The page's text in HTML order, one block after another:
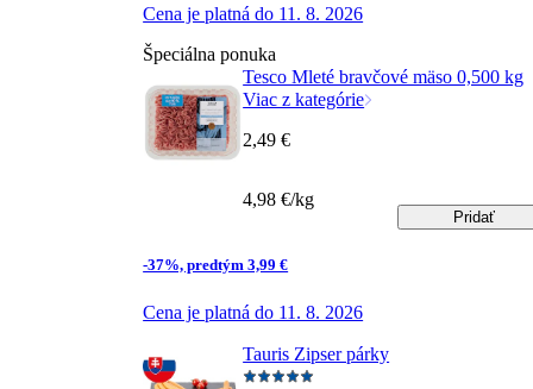
Cena je platná do 11. 8. 2026
Špeciálna ponuka
Tesco Mleté bravčové mäso 0,500 kg
Viac z kategórie
-37%, predtým 3,99 €
Cena je platná do 11. 8. 2026
2,49 €
4,98 €/kg
Pridať
Tauris Zipser párky